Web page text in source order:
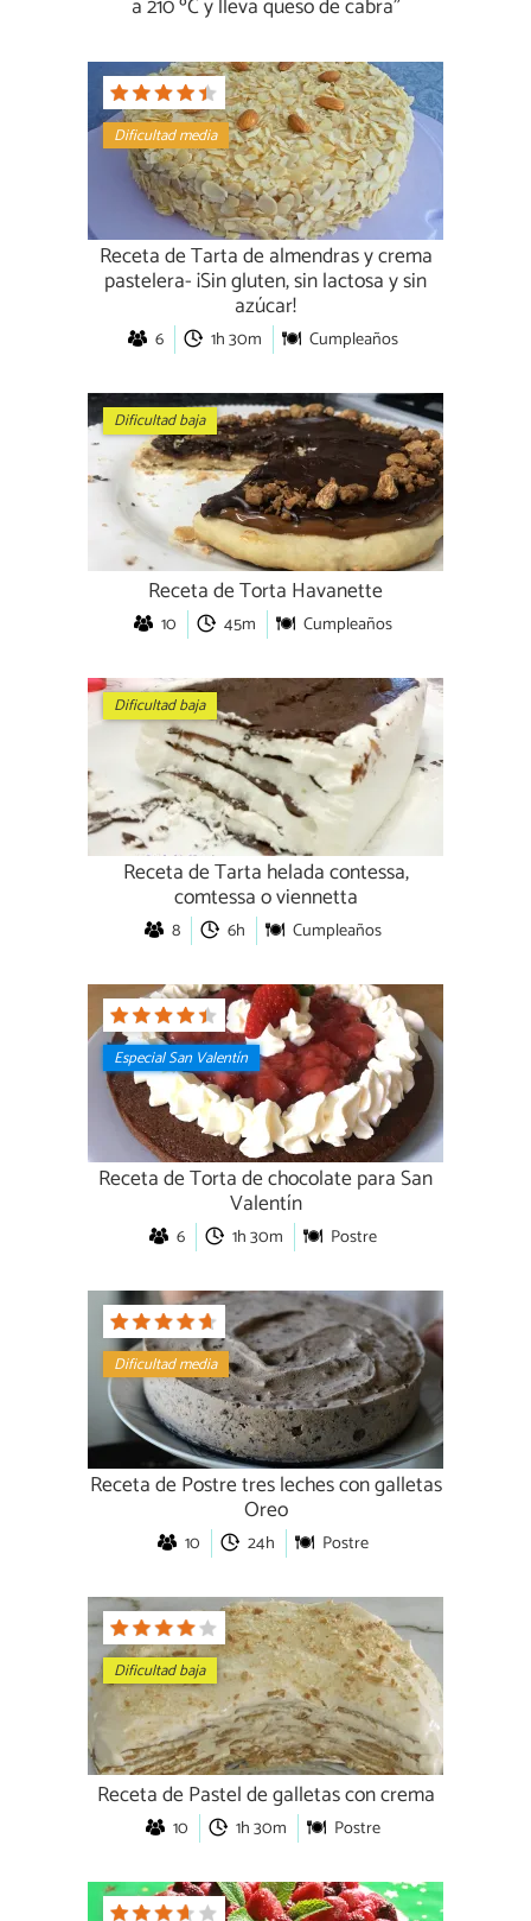
a 210 ºC y lleva queso de cabra”
Dificultad media
Receta de Tarta de almendras y crema
pastelera- ¡Sin gluten, sin lactosa y sin
azúcar!
6 1h 30m Cumpleaños
Dificultad baja
Receta de Torta Havanette
10 45m Cumpleaños
Dificultad baja
Receta de Tarta helada contessa,
comtessa o viennetta
8 6h Cumpleaños
Especial San Valentín
Receta de Torta de chocolate para San
Valentín
6 1h 30m Postre
Dificultad media
Receta de Postre tres leches con galletas
Oreo
10 24h Postre
Dificultad baja
Receta de Pastel de galletas con crema
10 1h 30m Postre